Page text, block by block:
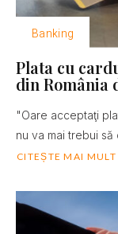
Banking
Plata cu
din România
"Oare acceptaţi
nu va mai trebui să
CITEȘTE MAI MULT